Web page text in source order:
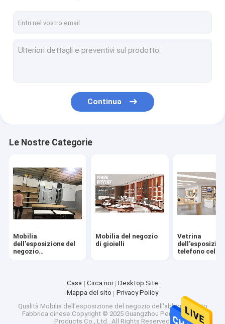
Vetrina dell'esposizione del museo
Continua
Le Nostre Categorie
Mobilia
dell'esposizione del
negozio
Mobilia del negozio
di gioielli
Vetrina
telefono
Casa Circa noi
Desktop Site
Mappa del sito
Privacy Policy
Qualità Mobilia dell'esposizione del negozio dell'abbigliamento
Fabbrica cinese.Copyright © 2025 Guangzhou Penbo Display
Products Co., Ltd.. All Rights Reserved.